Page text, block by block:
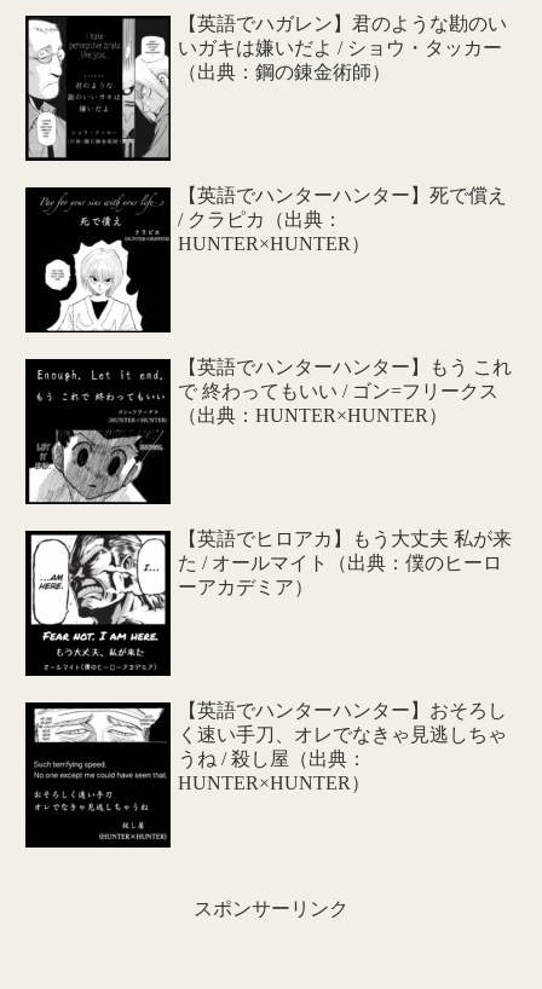
【英語でハガレン】君のような勘のい
いガキは嫌いだよ / ショウ・タッカー
（出典：鋼の錬金術師）
【英語でハンターハンター】死で償え
/ クラピカ（出典：
HUNTER×HUNTER）
【英語でハンターハンター】もう これ
で 終わってもいい / ゴン=フリークス
（出典：HUNTER×HUNTER）
【英語でヒロアカ】もう大丈夫 私が来
た / オールマイト（出典：僕のヒーロ
ーアカデミア）
【英語でハンターハンター】おそろし
く速い手刀、オレでなきゃ見逃しちゃ
うね / 殺し屋（出典：
HUNTER×HUNTER）
スポンサーリンク